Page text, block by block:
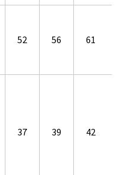
52 56 61
37 39 42